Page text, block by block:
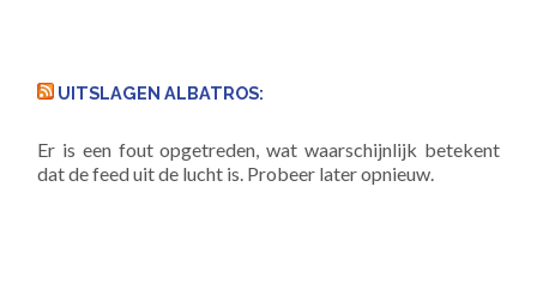
UITSLAGEN ALBATROS:
Er is een fout opgetreden, wat waarschijnlijk betekent
dat de feed uit de lucht is. Probeer later opnieuw.